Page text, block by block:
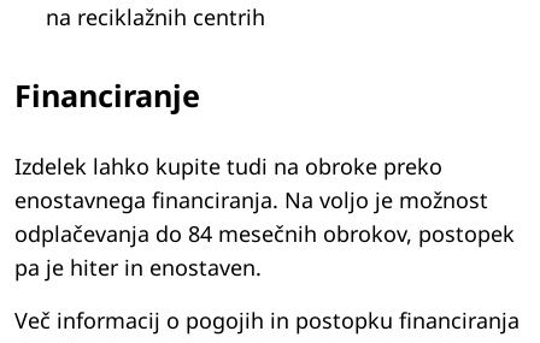
na reciklažnih centrih
Financiranje
Izdelek lahko kupite tudi na obroke preko
enostavnega financiranja. Na voljo je možnost
odplačevanja do 84 mesečnih obrokov, postopek
pa je hiter in enostaven.
Več informacij o pogojih in postopku financiranja